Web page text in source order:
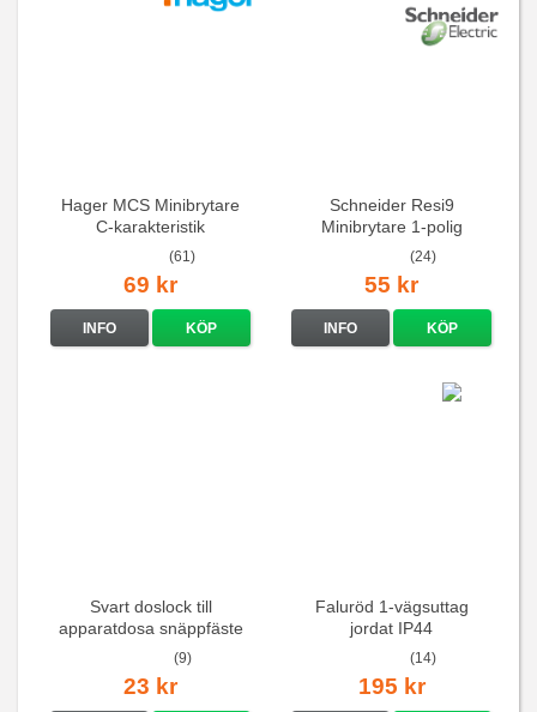
Hager MCS Minibrytare
C-karakteristik
QuickConnect
(61)
69 kr
INFO KÖP
Schneider Resi9
Minibrytare 1-polig
(24)
55 kr
INFO KÖP
Svart doslock till
apparatdosa snäppfäste
(9)
23 kr
Faluröd 1-vägsuttag
jordat IP44
(14)
195 kr